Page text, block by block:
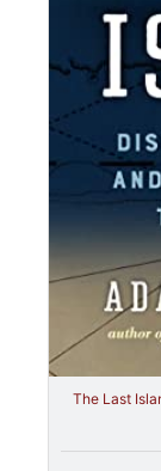
The Last